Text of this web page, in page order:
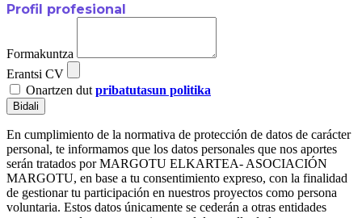
Profil profesional
Formakuntza
Erantsi CV
Onartzen dut pribatutasun politika
Bidali
En cumplimiento de la normativa de protección de datos de carácter
personal, te informamos que los datos personales que nos aportes
serán tratados por MARGOTU ELKARTEA- ASOCIACIÓN
MARGOTU, en base a tu consentimiento expreso, con la finalidad
de gestionar tu participación en nuestros proyectos como persona
voluntaria. Estos datos únicamente se cederán a otras entidades